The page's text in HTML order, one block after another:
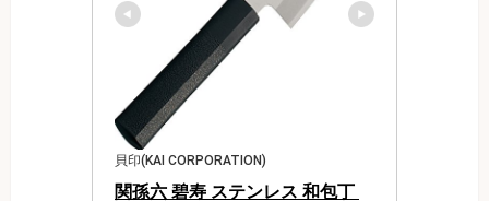
貝印(KAI CORPORATION)
関孫六 碧寿 ステンレス 和包丁